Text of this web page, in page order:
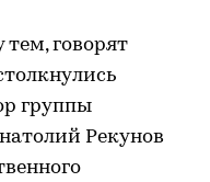
говорят
группы
Рекунов